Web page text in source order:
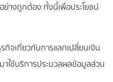
างถูกต้อง ทั้งนี้เพื่อประโยชน์
เกี่ยวกับการแลกเปลี่ยนเงิน
าใช้บริการประมวลผลข้อมูลส่วน